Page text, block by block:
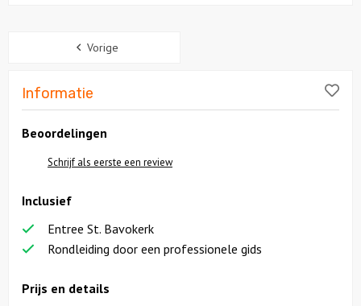
Vorige
Informatie
Beoordelingen
Schrijf als eerste een review
Prijs en details
Inclusief
Entree St. Bavokerk
Rondleiding door een professionele gids